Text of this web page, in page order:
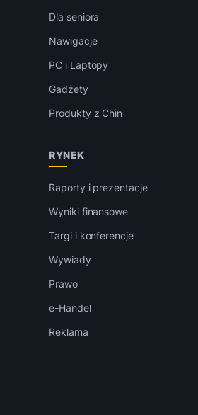
Dla seniora
Nawigacje
PC i Laptopy
Gadżety
Produkty z Chin
RYNEK
Raporty i prezentacje
Wyniki finansowe
Targi i konferencje
Wywiady
Prawo
e-Handel
Reklama